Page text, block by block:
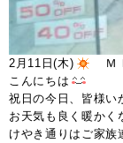
2月11日(木)
Ｍ
こんにちは
祝日の今日、皆様い
お天気も良く暖かく
けやき通りはご家族